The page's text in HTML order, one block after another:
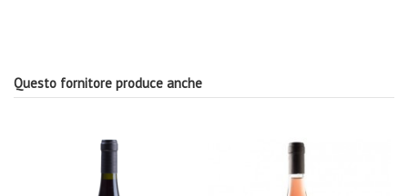
Questo fornitore produce anche